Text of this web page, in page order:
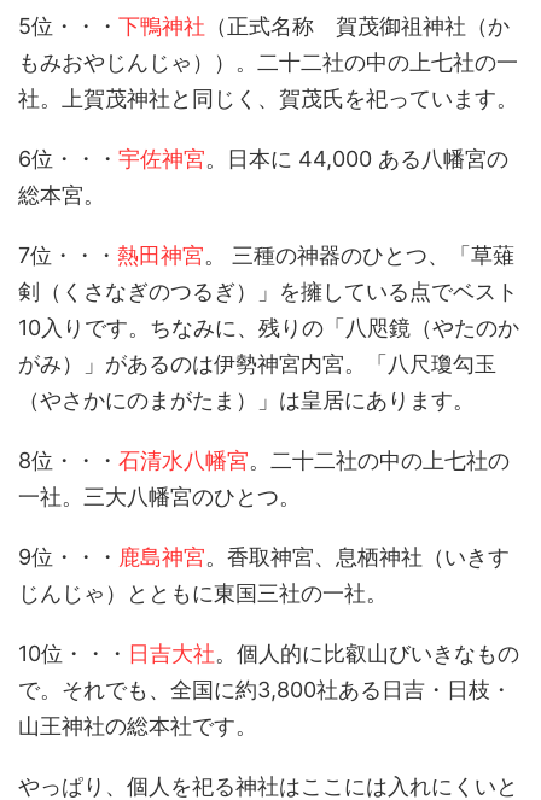
5位・・・ 下鴨神社 （正式名称 賀茂御祖神社（か
もみおやじんじゃ））。二十二社の中の上七社の一
社。上賀茂神社と同じく、賀茂氏を祀っています。
6位・・・ 宇佐神宮。日本に 44,000 ある八幡宮の
総本宮。
7位・・・ 熱田神宮。 三種の神器のひとつ、「草薙
剣（くさなぎのつるぎ）」を擁している点でベスト
10入りです。ちなみに、残りの「八咫鏡（やたのか
がみ）」があるのは伊勢神宮内宮。「八尺瓊勾玉
（やさかにのまがたま）」は皇居にあります。
8位・・・ 石清水八幡宮。二十二社の中の上七社の
一社。三大八幡宮のひとつ。
9位・・・ 鹿島神宮。香取神宮、息栖神社（いきす
じんじゃ）とともに東国三社の一社。
10位・・・ 日吉大社。個人的に比叡山びいきなもの
で。それでも、全国に約3,800社ある日吉・日枝・
山王神社の総本社です。
やっぱり、個人を祀る神社はここには入れにくいと